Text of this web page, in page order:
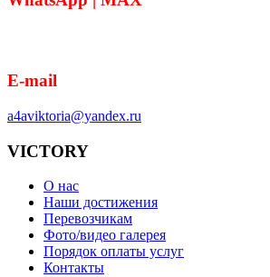
E-mail
a4aviktoria@yandex.ru
VICTORY
О нас
Наши достижения
Перевозчикам
Фото/видео галерея
Порядок оплаты услуг
Контакты